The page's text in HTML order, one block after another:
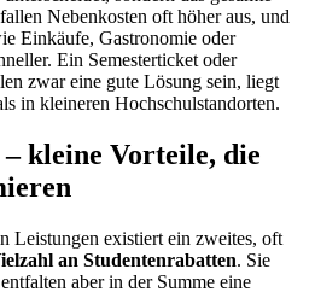
Nebenkosten oft höher aus, und
Einkäufe, Gastronomie oder
Ein Semesterticket oder
zwar eine gute Lösung sein, liegt
in kleineren Hochschulstandorten.
kleine Vorteile, die
Leistungen existiert ein zweites, oft
an Studentenrabatten. Sie
aber in der Summe eine